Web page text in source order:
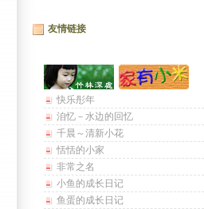
友情链接
快乐彤年
洎忆－水边的回忆
千晨～清新小花
恬恬的小家
非常之名
小鱼的成长日记
鱼蛋的成长日记